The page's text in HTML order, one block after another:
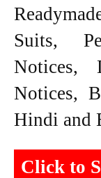
Suits,
Notices,
Notices,
Hindi and
Click to